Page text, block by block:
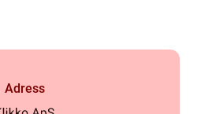
Adress